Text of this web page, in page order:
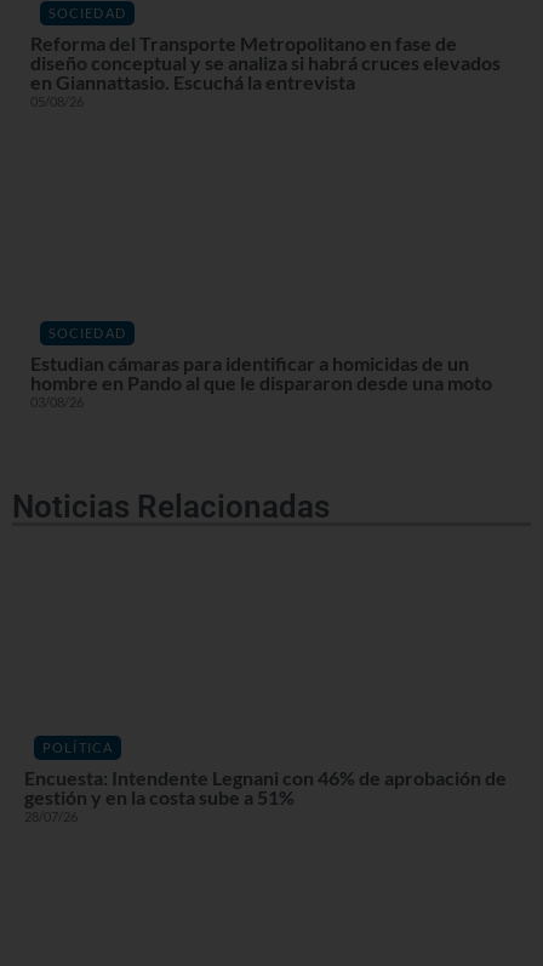
SOCIEDAD
Reforma del Transporte Metropolitano en fase de
diseño conceptual y se analiza si habrá cruces elevados
en Giannattasio. Escuchá la entrevista
05/08/26
SOCIEDAD
Estudian cámaras para identificar a homicidas de un
hombre en Pando al que le dispararon desde una moto
03/08/26
Noticias Relacionadas
POLÍTICA
Encuesta: Intendente Legnani con 46% de aprobación de
gestión y en la costa sube a 51%
28/07/26